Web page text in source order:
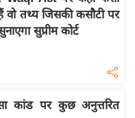
वो तथ्य जिसकी कसौटी पर
सुप्रीम कोर्ट
कांड पर कुछ अनुत्तरित